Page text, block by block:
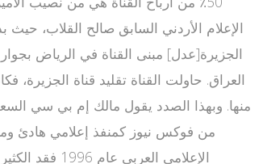
الإعلام الأردني السابق صالح القلاب،
الجزيرة[عدل] مبنى القناة في الرياض
منها. وبهذا الصدد يقول مالك إم بي سي